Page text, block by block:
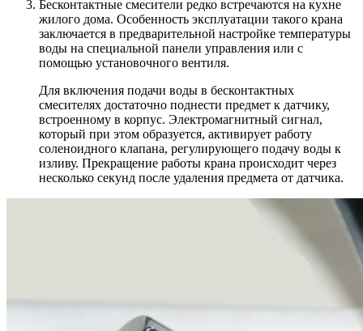
Бесконтактные смесители редко встречаются на кухне
жилого дома. Особенность эксплуатации такого крана
заключается в предварительной настройке температуры
воды на специальной панели управления или с
помощью установочного вентиля.
Для включения подачи воды в бесконтактных
смесителях достаточно поднести предмет к датчику,
встроенному в корпус. Электромагнитный сигнал,
который при этом образуется, активирует работу
соленоидного клапана, регулирующего подачу воды к
изливу. Прекращение работы крана происходит через
несколько секунд после удаления предмета от датчика.